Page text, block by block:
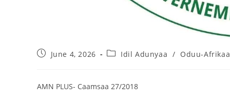
June 4, 2026 Idil Adunyaa / Oduu-Afrikaa
AMN PLUS- Caamsaa 27/2018